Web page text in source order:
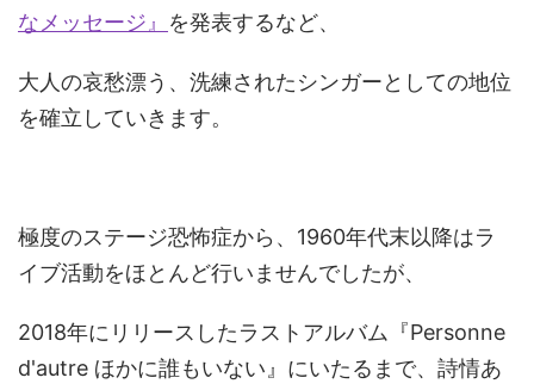
なメッセージ』 を発表するなど、
大人の哀愁漂う、洗練されたシンガーとしての地位
を確立していきます。
極度のステージ恐怖症から、1960年代末以降はラ
イブ活動をほとんど行いませんでしたが、
2018年にリリースしたラストアルバム『Personne
d'autre ほかに誰もいない』にいたるまで、詩情あ